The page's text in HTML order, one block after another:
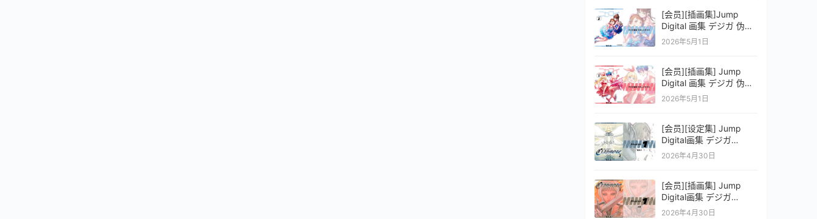
[会员][插画集]Jump
Digital 画集 デジガ 伪恋
ニセコイ 2
2026年5月1日
[会员][插画集] Jump
Digital 画集 デジガ 伪恋
ニセコイ 1
2026年5月1日
[会员][设定集] Jump
Digital画集 デジガ
CLAYMORE 2
2026年4月30日
[会员][插画集] Jump
Digital画集 デジガ
CLAYMORE 1
2026年4月30日